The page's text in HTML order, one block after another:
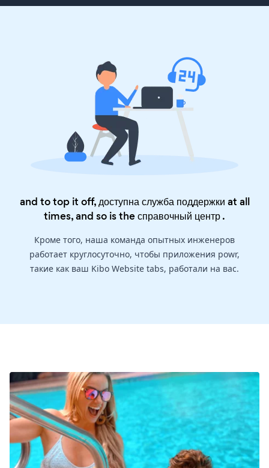
and to top it off, доступна служба поддержки at all
times, and so is theсправочный центр.
Кроме того, наша команда опытных инженеров
работает круглосуточно, чтобы приложения powr,
такие как ваш Kibo Website tabs, работали на вас.